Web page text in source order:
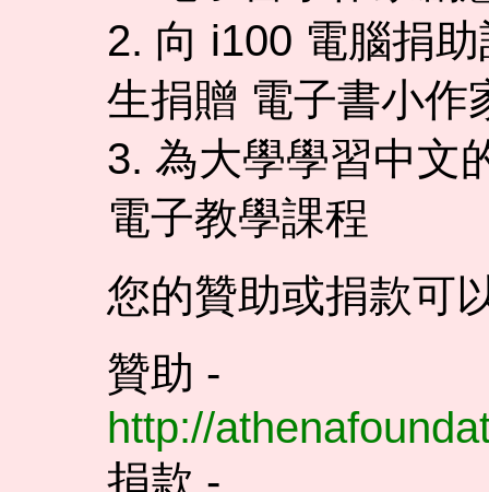
2. 向 i100 電腦捐
生捐贈 電子書小作
3. 為大學學習中文
電子教學課程
您的贊助或捐款可
贊助 -
http://
捐款 -